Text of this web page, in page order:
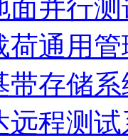
面并行
荷通用
带存储系
远程测